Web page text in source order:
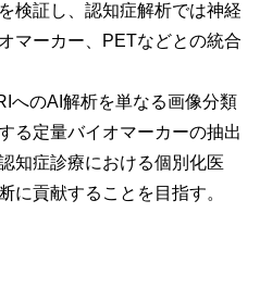
検証し、認知症解析では神経
マーカー、PETなどとの統合
へのAI解析を単なる画像分類
る定量バイオマーカーの抽出
知症診療における個別化医
に貢献することを目指す。